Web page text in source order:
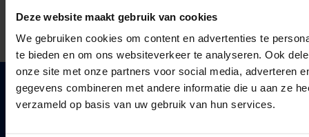
Deze website maakt gebruik van cookies
We gebruiken cookies om content en advertenties te
te bieden en om ons websiteverkeer te analyseren. Ook
onze site met onze partners voor social media, adverteren
gegevens combineren met andere informatie die u aan ze
verzameld op basis van uw gebruik van hun services.
DOWNLOADS
PIPELIFE NEDERLAND B.V.